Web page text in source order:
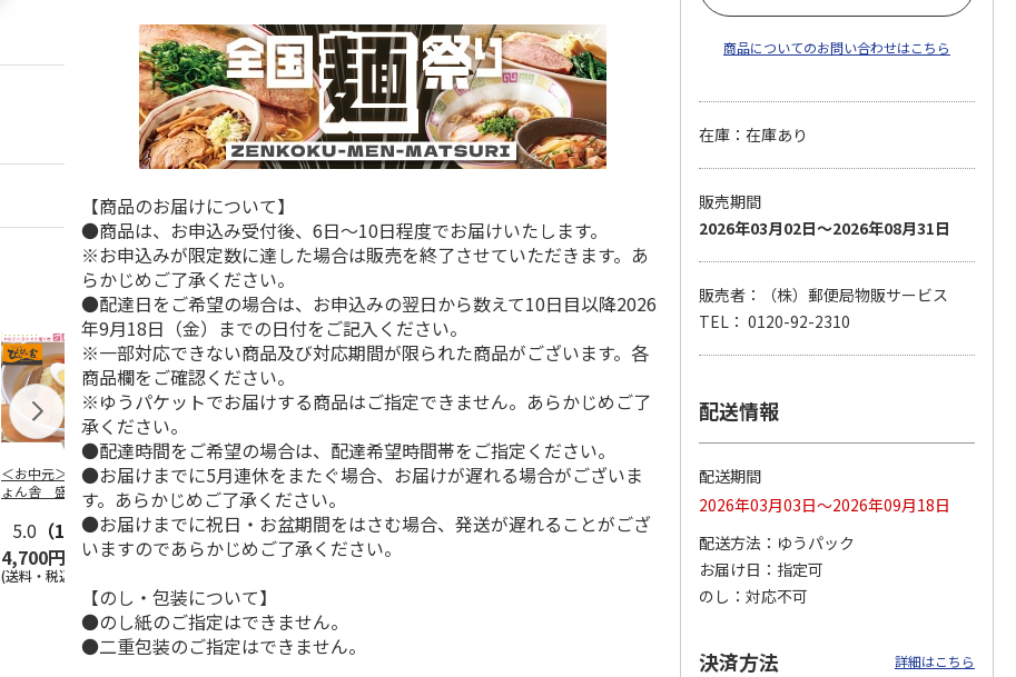
＜お中元＞ぴょんぴ
ょん舎 盛岡冷麺
お店の味セット４食
入（…
5.0 （1）
4,700円
(送料・税込)
＜ご自宅用＞喜多方
ラーメン味三昧温冷
セット １０食
5.0（1）
2,450円
千葉中華蕎麦「とみ
田」つけ麺４食
4.7（6）
2,340円
山形発祥 栄屋本店
5.0（1）
北海道名店の味ラー
5.0（2）
＜お中元＞喜多方ラ
4.0
（2）
1,900円
(送料・税込)
【商品のお届けについて】
●商品は、お申込み受付後、6日～10日程度でお届けいたします。
※お申込みが限定数に達した場合は販売を終了させていただきます。あ
らかじめご了承ください。
●配達日をご希望の場合は、お申込みの翌日から数えて10日目以降2026
年9月18日（金）までの日付をご記入ください。
※一部対応できない商品及び対応期間が限られた商品がございます。各
商品欄をご確認ください。
※ゆうパケットでお届けする商品はご指定できません。あらかじめご了
承ください。
●配達時間をご希望の場合は、配達希望時間帯をご指定ください。
●お届けまでに5月連休をまたぐ場合、お届けが遅れる場合がございま
す。あらかじめご了承ください。
●お届けまでに祝日・お盆期間をはさむ場合、発送が遅れることがござ
いますのであらかじめご了承ください。
【のし・包装について】
●のし紙のご指定はできません。
●二重包装のご指定はできません。
商品についてのお問い合わせはこちら
在庫：在庫あり
販売期間
2026年03月02日～2026年08月31日
販売者：（株）郵便局物販サービス
TEL： 0120-92-2310
配送情報
配送期間
2026年03月03日～2026年09月18日
配送方法
ゆうパック
お届け日
指定可
のし
対応不可
決済方法 詳細はこちら